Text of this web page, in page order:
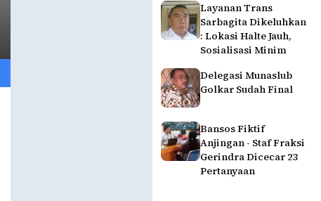
Layanan Trans
Sarbagita Dikeluhkan
: Lokasi Halte Jauh,
Sosialisasi Minim
Delegasi Munaslub
Golkar Sudah Final
Bansos Fiktif
Anjingan - Staf Fraksi
Gerindra Dicecar 23
Pertanyaan